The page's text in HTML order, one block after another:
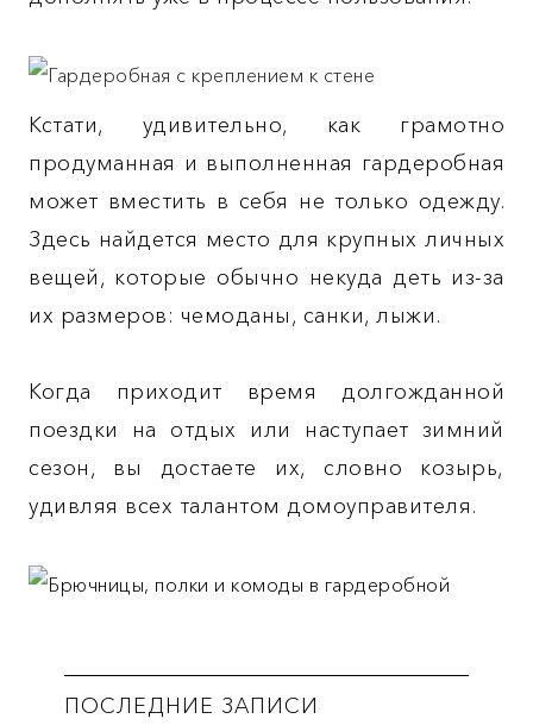
Кстати, удивительно, как грамотно
продуманная и выполненная гардеробная
может вместить в себя не только одежду.
Здесь найдется место для крупных личных
вещей, которые обычно некуда деть из-за
их размеров: чемоданы, санки, лыжи.
Когда приходит время долгожданной
поездки на отдых или наступает зимний
сезон, вы достаете их, словно козырь,
удивляя всех талантом домоуправителя.
ПОСЛЕДНИЕ ЗАПИСИ